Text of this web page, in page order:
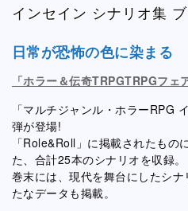
インセイン シナリオ集
日常が恐怖の色に染まる
「ホラー＆伝奇TRPGTRPGフェ
「マルチジャンル・ホラーRPG
弾が登場!
「Role&Roll」に掲載されたもの
た、合計25本のシナリオを収録。
巻末には、現代を舞台にしたシ
たなデータも掲載。